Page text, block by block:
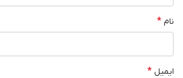
نام *
ایمیل *